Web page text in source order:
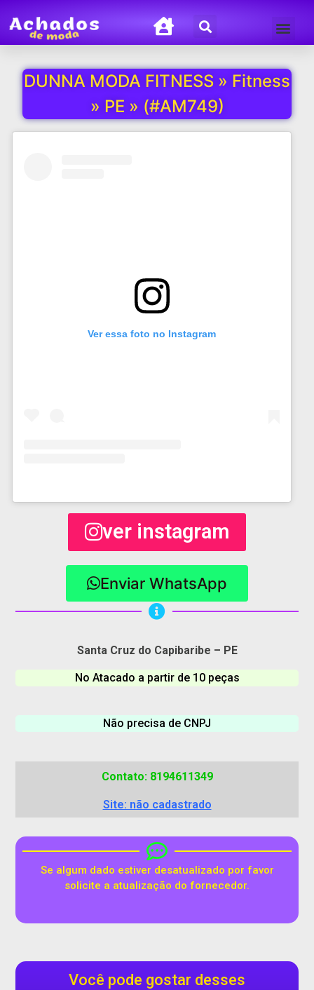
DUNNA MODA FITNESS » Fitness
» PE » (#AM749)
Ver essa foto no Instagram
ver instagram
Enviar WhatsApp
Santa Cruz do Capibaribe – PE
No Atacado a partir de 10 peças
Não precisa de CNPJ
Contato: 8194611349
Site: não cadastrado
Se algum dado estiver desatualizado por favor
solicite a atualização do fornecedor.
Você pode gostar desses